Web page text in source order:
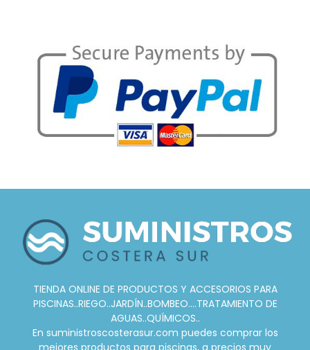
TIENDA ONLINE DE PRODUCTOS Y ACCESORIOS PARA
PISCINAS..RIEGO..JARDÍN..BOMBEO....TRATAMIENTO DE
AGUAS..QUÍMICOS..
En suministroscosterasur.com puedes comprar los